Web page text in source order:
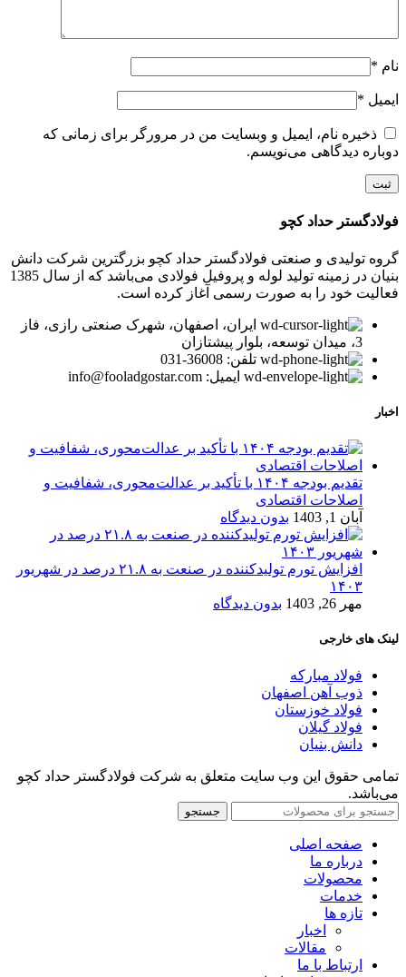
نام *
ایمیل *
ذخیره نام، ایمیل و وبسایت من در مرورگر برای زمانی که
دوباره دیدگاهی می‌نویسم.
فولادگستر حداد کچو
گروه تولیدی و صنعتی فولادگستر حداد کچو بزرگترین شرکت دانش
بنیان در زمینه تولید لوله و پروفیل فولادی می‌باشد که از سال 1385
فعالیت خود را به صورت رسمی آغاز کرده است.
ایران، اصفهان، شهرک صنعتی رازی، فاز
3، میدان توسعه، بلوار پیشتازان
تلفن: 36008-031
ایمیل: info@fooladgostar.com
اخبار
تقدیم بودجه ۱۴۰۴ با تأکید بر عدالت‌محوری، شفافیت و
اصلاحات اقتصادی
آبان 1, 1403
بدون دیدگاه
افزایش تورم تولیدکننده در صنعت به ۲۱.۸ درصد در شهریور
۱۴۰۳
مهر 26, 1403
بدون دیدگاه
لینک های خارجی
فولاد مبارکه
ذوب آهن اصفهان
فولاد خوزستان
فولاد گیلان
دانش بنیان
تمامی حقوق این وب سایت متعلق به شرکت فولادگستر حداد کچو
می‌باشد.
جستجو
صفحه اصلی
درباره ما
محصولات
خدمات
تازه ها
اخبار
مقالات
ارتباط با ما